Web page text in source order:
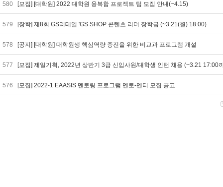
580 [모집] [대학원] 2022 대학원 융복합 프로젝트 팀 모집 안내(~4.15)
579 [장학] 제8회 GS리테일 'GS SHOP 콘텐츠 리더 장학금 (~3.21(월) 18:00)
578 [공지] [대학원] 대학원생 핵심역량 증진을 위한 비교과 프로그램 개설
577 [모집] 제일기획, 2022년 상반기 3급 신입사원/대학생 인턴 채용 (~3.21 17:00
576 [모집] 2022-1 EAASIS 멘토링 프로그램 멘토-멘티 모집 공고